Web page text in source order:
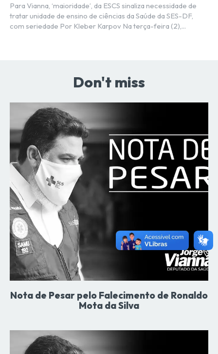
Para Vianna, ‘maioridade’, da ESCS sinaliza necessidade de
tratar unidade de ensino de ciências da Saúde da SES-DF,
com seriedade Por Kleber Karpov Na terça-feira (2),...
Don't miss
Nota de Pesar pelo Falecimento de Ronaldo
Mota da Silva